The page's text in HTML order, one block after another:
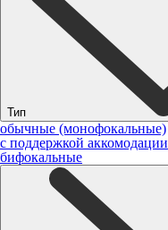
Тип
обычные (монофокальные)
с поддержкой аккомодации
бифокальные